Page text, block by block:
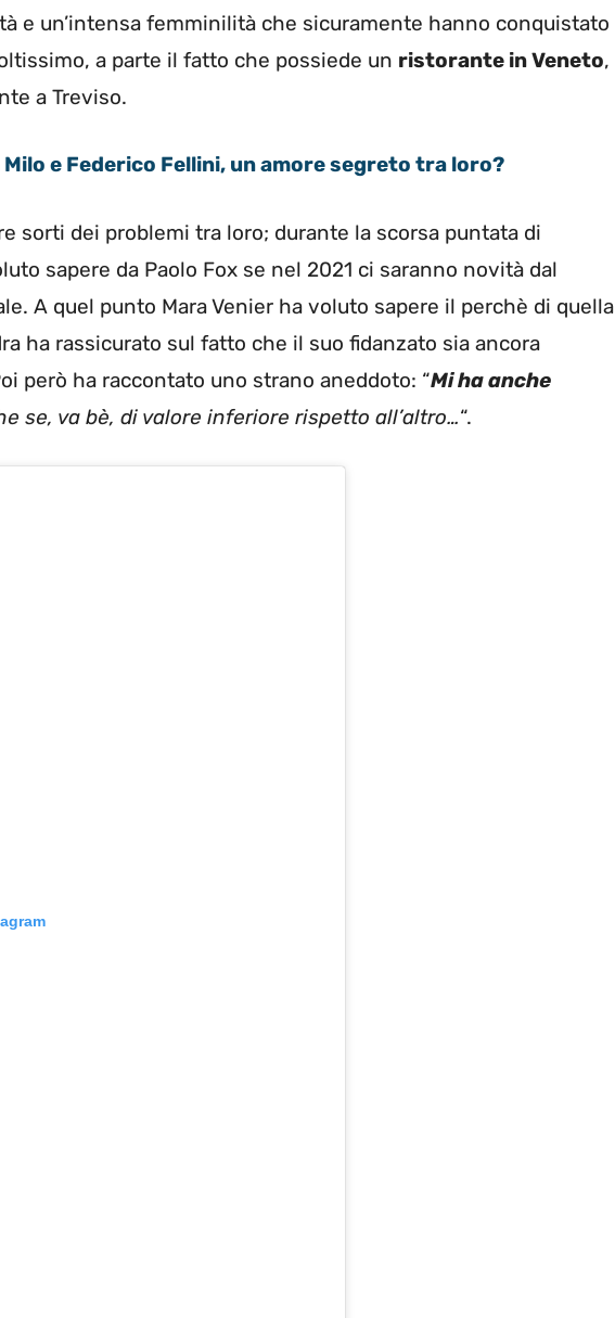
e un’intensa femminilità che sicuramente hanno conquistato
a parte il fatto che possiede un ristorante in Veneto,
a Treviso.
Milo e Federico Fellini, un amore segreto tra loro?
sorti dei problemi tra loro; durante la scorsa puntata di
sapere da Paolo Fox se nel 2021 ci saranno novità dal
A quel punto Mara Venier ha voluto sapere il perchè di quella
ha rassicurato sul fatto che il suo fidanzato sia ancora
però ha raccontato uno strano aneddoto: “Mi ha anche
se, va bè, di valore inferiore rispetto all’altro…“.